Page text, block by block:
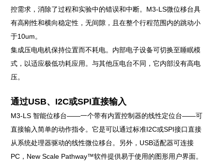
控需求，消除了过程和实验中的错误和中断。M3-LS微位移台具
有高刚性和横向稳定性，无间隙，且在整个行程范围内的跳动小
于10um。
集成压电电机保持位置而不耗电。内部电子设备可切换至睡眠模
式，以适应极低功耗应用。与其他压电台不同，它内部没有高电
压。
通过USB、I2C或SPI直接输入
M3-LS 智能位移台——一个带有内置控制器的线性定位台——可
直接输入简单的动作指令。它是可以通过标准I2C或SPI接口直接
从系统处理器驱动的线性微位移台。另外，USB适配器可连接
PC， New Scale Pathway™软件提供易于使用的图形用户界面。